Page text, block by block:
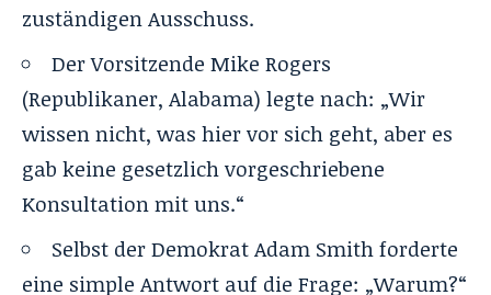
zuständigen Ausschuss.
Der Vorsitzende Mike Rogers
(Republikaner, Alabama) legte nach: „Wir
wissen nicht, was hier vor sich geht, aber es
gab keine gesetzlich vorgeschriebene
Konsultation mit uns.“
Selbst der Demokrat Adam Smith forderte
eine simple Antwort auf die Frage: „Warum?“